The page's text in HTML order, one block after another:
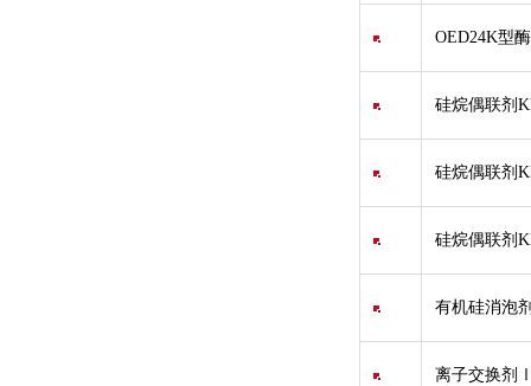
OED24K型
硅烷偶联剂
硅烷偶联剂
硅烷偶联剂
有机硅消泡
离子交换剂